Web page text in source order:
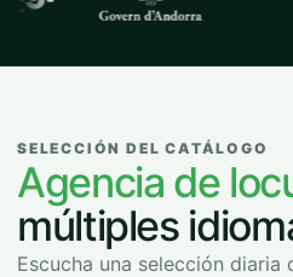
SELECCIÓN DEL CATÁLOGO
Agencia de
múltiples
Escucha una selección